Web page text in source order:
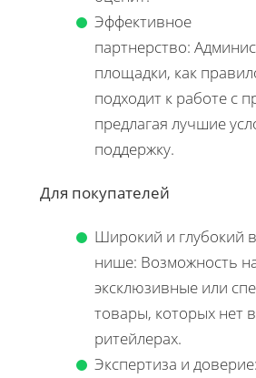
Эффективное
партнерство:
площадки, как
подходит к работе с
предлагая лучшие
поддержку.
Для покупателей
Широкий и глубокий
нише: Возможность
эксклюзивные или
товары, которых нет
ритейлерах.
Экспертиза и